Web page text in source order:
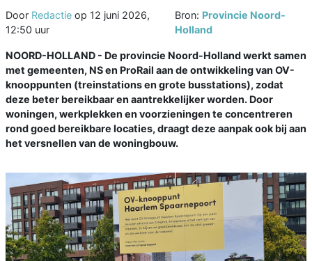
Door Redactie op 12 juni 2026,
12:50 uur
Bron: Provincie Noord-
Holland
NOORD-HOLLAND - De provincie Noord-Holland werkt samen
met gemeenten, NS en ProRail aan de ontwikkeling van OV-
knooppunten (treinstations en grote busstations), zodat
deze beter bereikbaar en aantrekkelijker worden. Door
woningen, werkplekken en voorzieningen te concentreren
rond goed bereikbare locaties, draagt deze aanpak ook bij aan
het versnellen van de woningbouw.